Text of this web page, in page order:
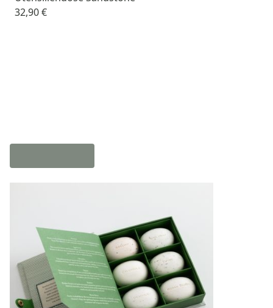
32,90 €